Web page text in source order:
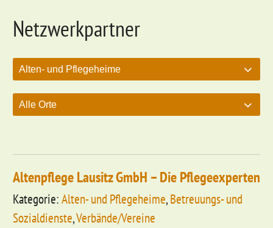
Netzwerkpartner
Altenpflege Lausitz GmbH – Die Pflegeexperten
Alten- und Pflegeheime,Betreuungs- und
Sozialdienste,Verbände/Vereine